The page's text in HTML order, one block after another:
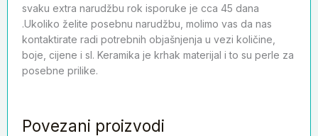
svaku extra narudžbu rok isporuke je cca 45 dana
.Ukoliko želite posebnu narudžbu, molimo vas da nas
kontaktirate radi potrebnih objašnjenja u vezi količine,
boje, cijene i sl. Keramika je krhak materijal i to su perle za
posebne prilike.
Povezani proizvodi